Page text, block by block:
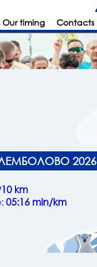
Our timing Contacts
2026
km
05:16 min/km